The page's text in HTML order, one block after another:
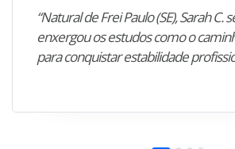
“Natural de Frei Paulo (SE), Sarah C.
enxergou os estudos como o
para conquistar estabilidade